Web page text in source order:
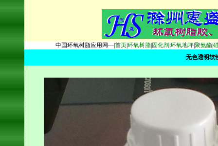
中国环氧树脂应用网---|首页环氧树脂 固化剂 环氧地坪聚氨酯
无色透明软